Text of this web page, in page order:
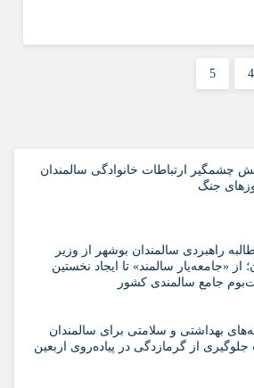
4
5
چشمگیر ارتباطات خانوادگی سالمندان
جنگ
راهبردی سالمندان بوشهر از وزیر
از «جامعه‌یار سالمند» تا ایجاد نخستین
جامع سالمندی کشور
بهداشتی و سلامتی برای سالمندان
از گرمازدگی در پیاده‌روی اربعین